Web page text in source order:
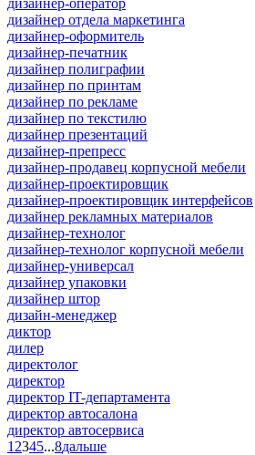
дизайнер отдела маркетинга
дизайнер-оформитель
дизайнер-печатник
дизайнер полиграфии
дизайнер по принтам
дизайнер по рекламе
дизайнер по текстилю
дизайнер презентаций
дизайнер-препресс
дизайнер-продавец корпусной мебели
дизайнер-проектировщик
дизайнер-проектировщик интерфейсов
дизайнер рекламных материалов
дизайнер-технолог
дизайнер-технолог корпусной мебели
дизайнер-универсал
дизайнер упаковки
дизайнер штор
дизайн-менеджер
диктор
дилер
директолог
директор
директор IT-департамента
директор автосалона
директор автосервиса
1 2345...8дальше